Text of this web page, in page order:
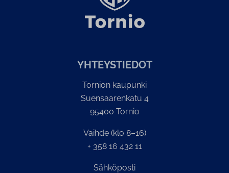
YH­TEYS­TIE­DOT
Tornion kaupunki
Suensaarenkatu 4
95400 Tornio
Vaihde (klo 8–16)
+ 358 16 432 11
Sähköposti